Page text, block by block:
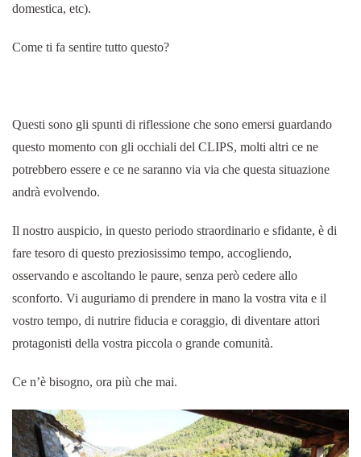
domestica, etc).
Come ti fa sentire tutto questo?
Questi sono gli spunti di riflessione che sono emersi guardando
questo momento con gli occhiali del CLIPS, molti altri ce ne
potrebbero essere e ce ne saranno via via che questa situazione
andrà evolvendo.
Il nostro auspicio, in questo periodo straordinario e sfidante, è di
fare tesoro di questo preziosissimo tempo, accogliendo,
osservando e ascoltando le paure, senza però cedere allo
sconforto. Vi auguriamo di prendere in mano la vostra vita e il
vostro tempo, di nutrire fiducia e coraggio, di diventare attori
protagonisti della vostra piccola o grande comunità.
Ce n’è bisogno, ora più che mai.